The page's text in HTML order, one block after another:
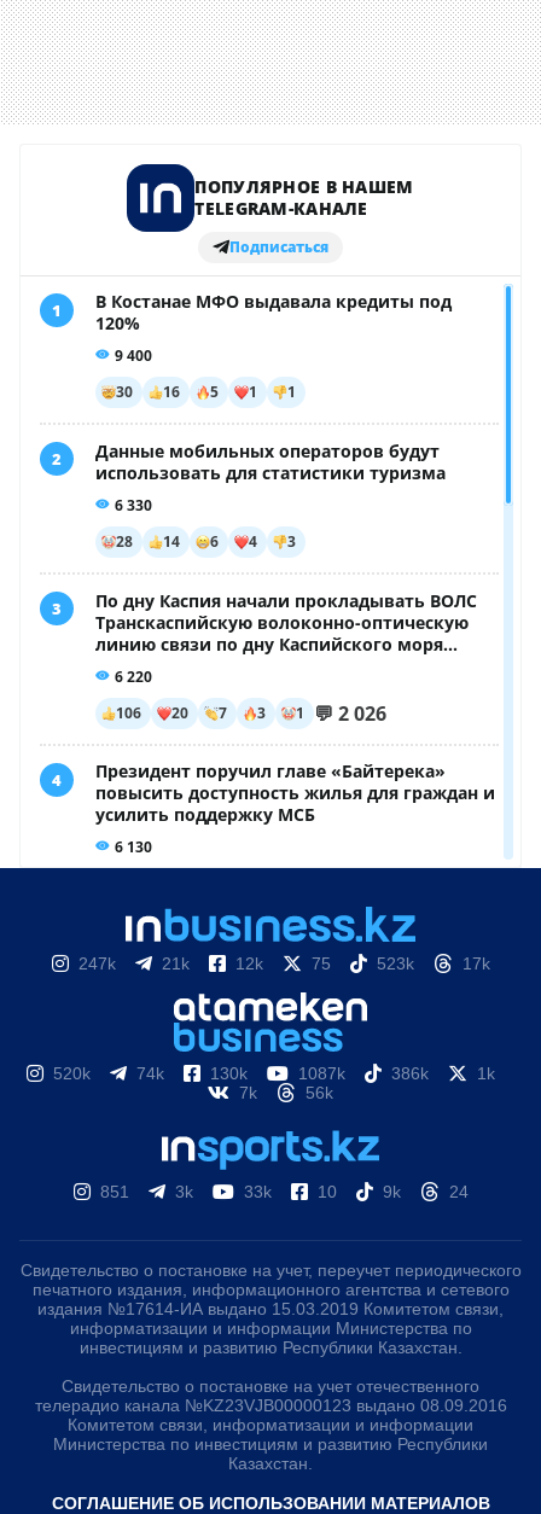
247k 21k 12k 75 523k 17k
520k 74k 130k 1087k 386k
1k
7k
56k
851 3k 33k 10 9k 24
Свидетельство о постановке на учет, переучет периодического
печатного издания, информационного агентства и сетевого
издания №17614-ИА выдано 15.03.2019 Комитетом связи,
информатизации и информации Министерства по
инвестициям и развитию Республики Казахстан.
Свидетельство о постановке на учет отечественного
телерадио канала №KZ23VJB00000123 выдано 08.09.2016
Комитетом связи, информатизации и информации
Министерства по инвестициям и развитию Республики
Казахстан.
СОГЛАШЕНИЕ ОБ ИСПОЛЬЗОВАНИИ МАТЕРИАЛОВ